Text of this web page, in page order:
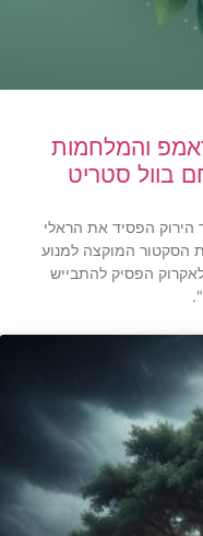
והמלחמות
בוול סטריט
הירוק הפסיד את הראלי
המוקצה למנוע
הפסיק להתבייש